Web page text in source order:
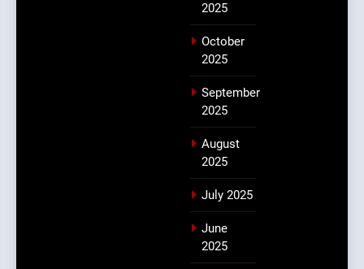
2025
October
2025
September
2025
August
2025
July 2025
June
2025